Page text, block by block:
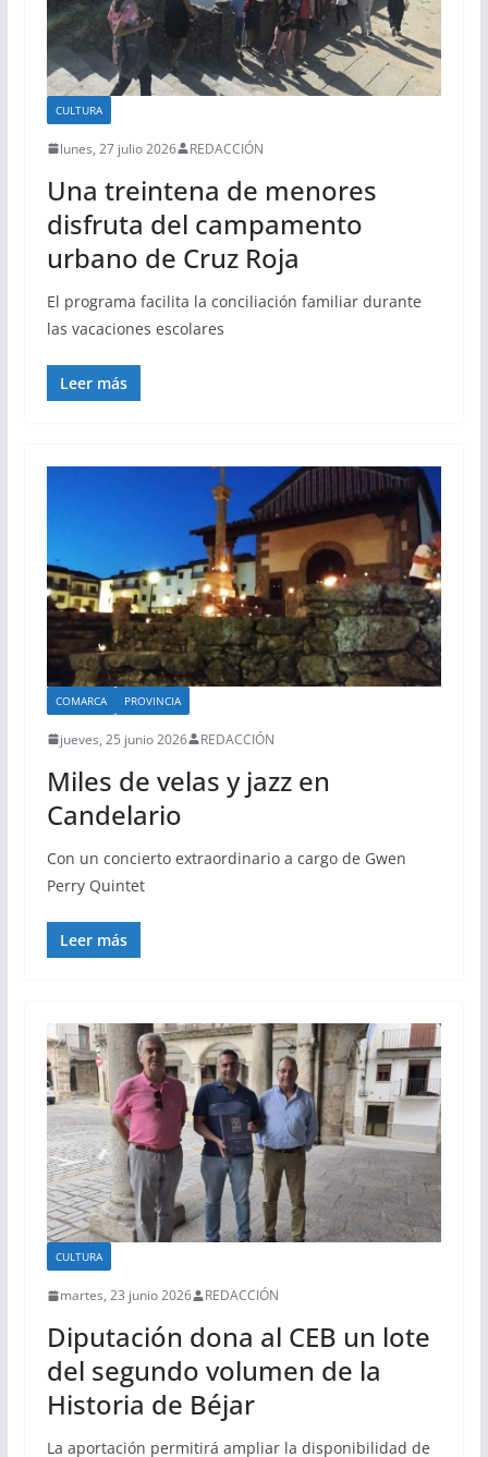
CULTURA
lunes, 27 julio 2026 REDACCIÓN
Una treintena de menores
disfruta del campamento
urbano de Cruz Roja
El programa facilita la conciliación familiar durante
las vacaciones escolares
Leer más
COMARCA PROVINCIA
jueves, 25 junio 2026 REDACCIÓN
Miles de velas y jazz en
Candelario
Con un concierto extraordinario a cargo de Gwen
Perry Quintet
Leer más
CULTURA
martes, 23 junio 2026 REDACCIÓN
Diputación dona al CEB un lote
del segundo volumen de la
Historia de Béjar
La aportación permitirá ampliar la disponibilidad de